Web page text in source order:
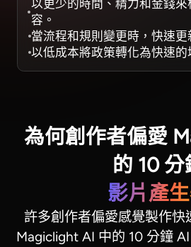
以更少的時間、精力和金錢來
容。
當流程和規則變更時，快速更
以低成本將政策轉化為快速的
為何創作者偏愛
的 10 分
影片產
許多創作者偏愛感覺製作快
Magiclight AI 中的 10 分鐘